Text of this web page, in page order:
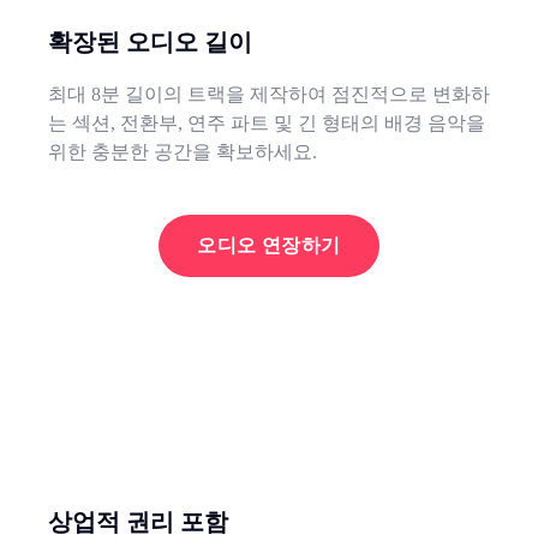
확장된 오디오 길이
최대 8분 길이의 트랙을 제작하여 점진적으로 변화하
는 섹션, 전환부, 연주 파트 및 긴 형태의 배경 음악을
위한 충분한 공간을 확보하세요.
오디오 연장하기
상업적 권리 포함